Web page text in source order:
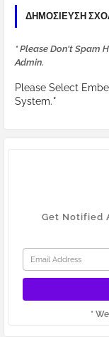
ΔΗΜΟΣΊΕΥΣΗ
* Please Don't Spam
Admin.
Please Select
System.*
Get Notified
*